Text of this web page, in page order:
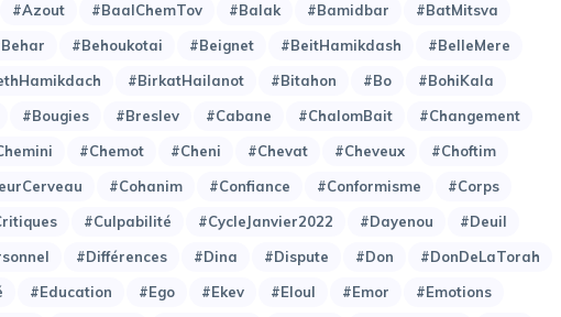
#Azout #BaalChemTov #Balak #Bamidbar
#BatMitsva
#Behoukotai #Beignet #BeitHamikdash
#BelleMere
#BirkatHailanot #Bitahon #Bo
#BohiKala
#Bougies #Breslev #Cabane #ChalomBait
#Changement
#Chemot #Cheni #Chevat #Cheveux
#Choftim
#Cohanim #Confiance #Conformisme
#Corps
#Culpabilité #CycleJanvier2022 #Dayenou
#Deuil
#Différences #Dina #Dispute #Don
#DonDeLaTorah
#Education #Ego #Ekev #Eloul #Emor
#Emotions